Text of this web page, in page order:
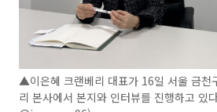
▲이은혜 크랜베리 대표가 16일 서울 금천
리 본사에서 본지와 인터뷰를 진행하고 있